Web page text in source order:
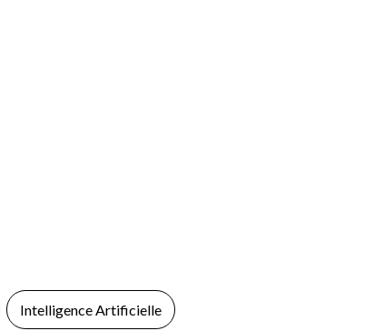
Intelligence Artificielle